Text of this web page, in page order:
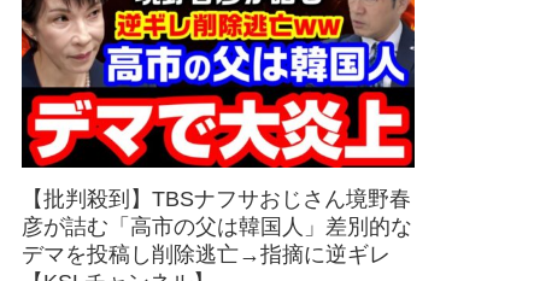
【批判殺到】TBSナフサおじさん境野春
彦が詰む「高市の父は韓国人」差別的な
デマを投稿し削除逃亡→指摘に逆ギレ